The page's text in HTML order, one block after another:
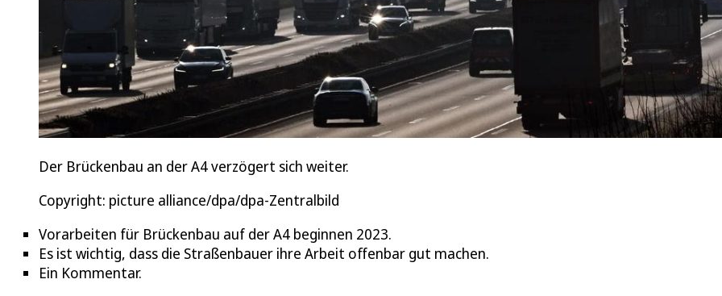
Der Brückenbau an der A4 verzögert sich weiter.
Copyright: picture alliance/dpa/dpa-Zentralbild
Vorarbeiten für Brückenbau auf der A4 beginnen 2023.
Es ist wichtig, dass die Straßenbauer ihre Arbeit offenbar gut machen.
Ein Kommentar.